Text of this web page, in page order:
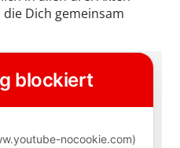
Dich gemeinsam